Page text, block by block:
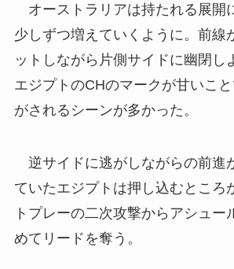
オーストラリアは持たれる展開
少しずつ増えていくように。前線
ットしながら片側サイドに幽閉し
エジプトのCHのマークが甘いこ
がされるシーンが多かった。
逆サイドに逃がしながらの前進
ていたエジプトは押し込むところ
トプレーの二次攻撃からアシュー
めてリードを奪う。